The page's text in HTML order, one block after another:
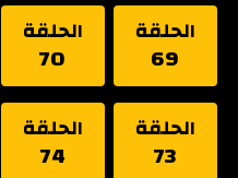
الحلقة
69
الحلقة
70
الحلقة
73
الحلقة
74